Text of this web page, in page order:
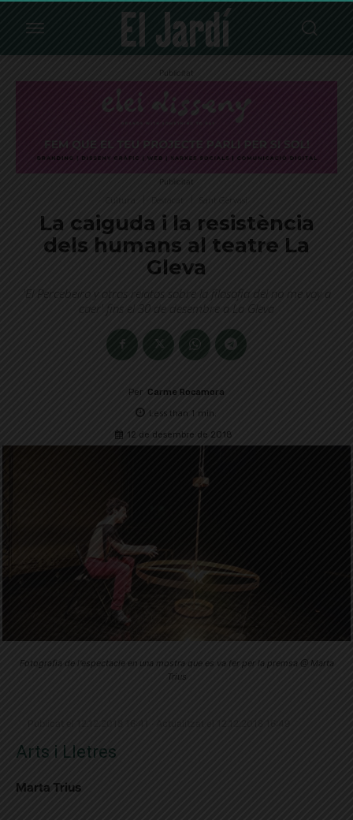
Publicitat
Publicitat
La caiguda i la resistència
dels humans al teatre La
Gleva
'El Percebeiro y otros relatos sobre la filosofia del no me voy a
caer' fins el 30 de desembre a La Gleva
Per Carme Rocamora
Less than 1 min.
12 de desembre de 2018
Fotografia de l'espectacle en una mostra que es va fer per la premsa @ Marta
Trius
Arts i Lletres
Marta Trius